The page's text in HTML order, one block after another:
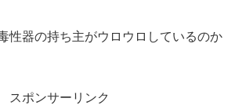
性器の持ち主がウロウロしているのか
スポンサーリンク